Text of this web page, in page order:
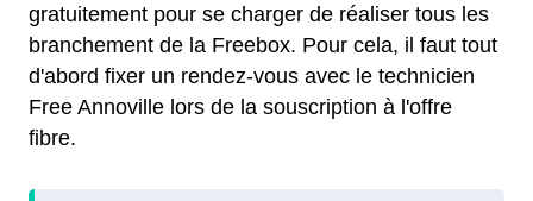
gratuitement pour se charger de réaliser tous les
branchement de la Freebox. Pour cela, il faut tout
d'abord fixer un rendez-vous avec le technicien
Free Annoville lors de la souscription à l'offre
fibre.